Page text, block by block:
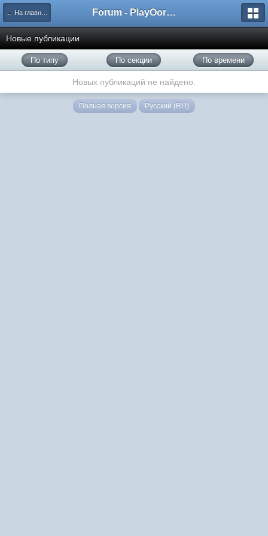
← На главную Forum - PlayOorbis.net
Новые публикации
По типу По секции По времени
Новых публикаций не найдено.
Полная версия Русский (RU)